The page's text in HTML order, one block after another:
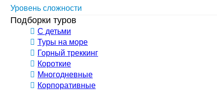
Уровень сложности
Подборки туров
С детьми
Туры на море
Горный треккинг
Короткие
Многодневные
Корпоративные